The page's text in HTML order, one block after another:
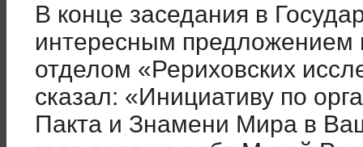
В конце заседания в
интересным
отделом «Рериховских
сказал: «Инициативу по
Пакта и Знамени Мира в